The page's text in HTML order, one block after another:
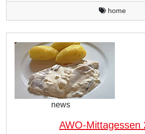
home
news
AWO-Mittagessen